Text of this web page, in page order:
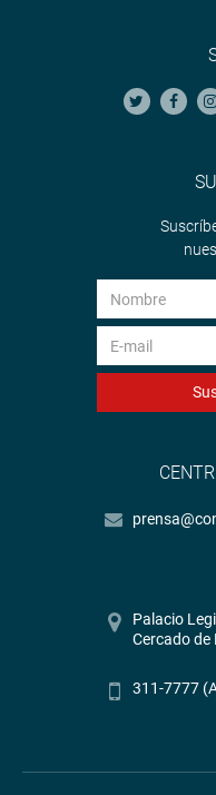
Palacio
Cercado de
311-7777